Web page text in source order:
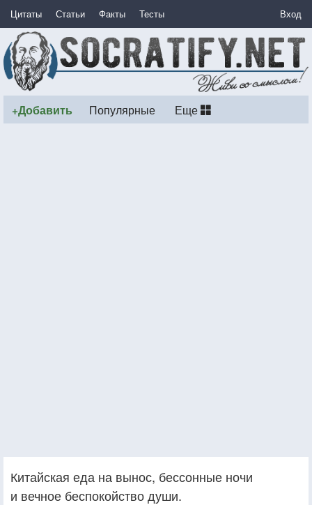
Цитаты Статьи Факты Тесты Вход
+Добавить Популярные Еще
Китайская еда на вынос, бессонные ночи
и вечное беспокойство души.